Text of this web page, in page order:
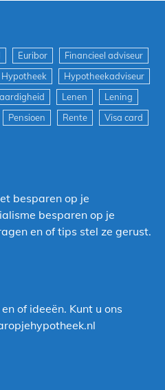
Euribor
Financieel adviseur
Hypotheek
Hypotheekadviseur
Lenen
Lening
Pensioen Rente Visa card
besparen op je
besparen op je
en of tips stel ze gerust.
of ideeën. Kunt u ons